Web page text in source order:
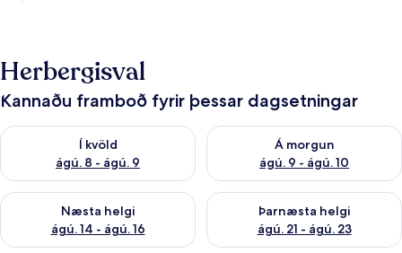
Herbergisval
Kannaðu framboð fyrir þessar dagsetningar
Í kvöld
ágú. 8 - ágú. 9
Athuga framboð í kvöld ágú. 8 - ágú. 9
Á morgun
ágú. 9 - ágú. 10
Athuga framboð á morgun
Næsta helgi
ágú. 14 - ágú. 16
Athuga framboð næstu helgi ágú. 14 - ágú. 16
Þarnæsta helgi
ágú. 21 - ágú. 23
Athuga framboð þarnæstu